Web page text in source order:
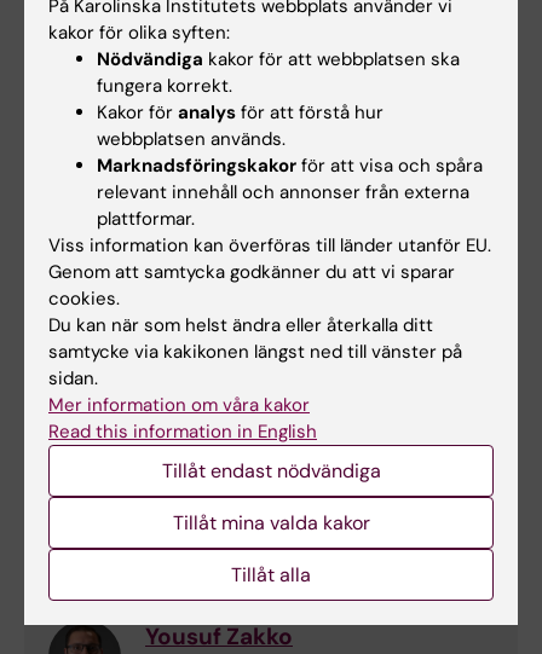
for osteoporosis
E-post:
emil.olausson@ki.se
Carl Samuelsson
Screening for Osteoporosis with Digital
Radiogrammetry
E-post:
carl.samuelsson@ki.se
Rebecca Titternes
Advances in computed tomography:
evaluation new detector technology and
reconstruction algorithms
E-post:
rebecca.titternes@ki.se
Yousuf Zakko
På Karolinska Institutets webbplats använder vi
kakor för olika syften:
Nödvändiga kakor för att webbplatsen ska
fungera korrekt.
Kakor för analys för att förstå hur
webbplatsen används.
Marknadsföringskakor för att visa och spåra
relevant innehåll och annonser från externa
plattformar.
Viss information kan överföras till länder utanför EU.
Genom att samtycka godkänner du att vi sparar
cookies.
Du kan när som helst ändra eller återkalla ditt
samtycke via kakikonen längst ned till vänster på
sidan.
Mer information om våra kakor
Read this information in English
Tillåt endast nödvändiga
Tillåt mina valda kakor
Tillåt alla